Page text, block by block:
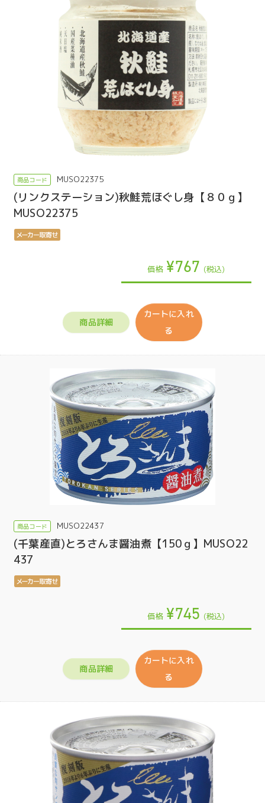
MUSO22375
(リンクステーション)秋鮭荒ほぐし身【８０ｇ】
MUSO22375
価格 ¥767 (税込)
商品詳細
カートに入れ
る
MUSO22437
(千葉産直)とろさんま醤油煮【150ｇ】MUSO22
437
価格 ¥745 (税込)
商品詳細
カートに入れ
る